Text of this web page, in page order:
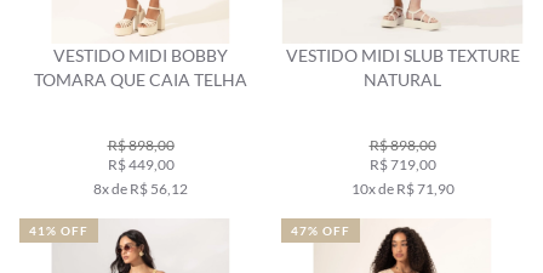
VESTIDO MIDI BOBBY
TOMARA QUE CAIA TELHA
R$ 898,00
R$ 449,00
8x de R$ 56,12
VESTIDO MIDI SLUB TEXTURE
NATURAL
R$ 898,00
R$ 719,00
10x de R$ 71,90
41% OFF 47% OFF